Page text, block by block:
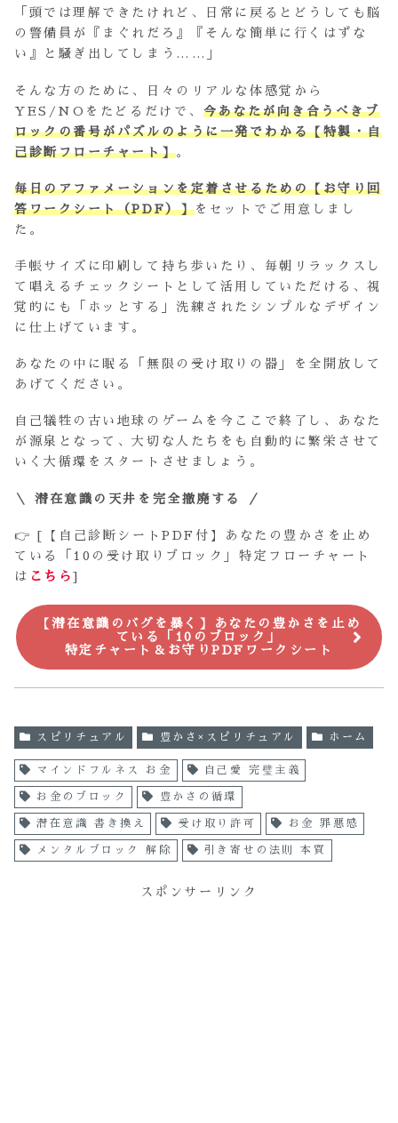
「頭では理解できたけれど、日常に戻るとどうしても脳
の警備員が『まぐれだろ』『そんな簡単に行くはずな
い』と騒ぎ出してしまう……」
そんな方のために、日々のリアルな体感覚から
YES/NOをたどるだけで、 今あなたが向き合うべきブ
ロックの番号がパズルのように一発でわかる【特製・自
己診断フローチャート】。
毎日のアファメーションを定着させるための【お守り回
答ワークシート（PDF）】をセットでご用意しまし
た。
手帳サイズに印刷して持ち歩いたり、毎朝リラックスし
て唱えるチェックシートとして活用していただける、視
覚的にも「ホッとする」洗練されたシンプルなデザイン
に仕上げています。
あなたの中に眠る「無限の受け取りの器」を全開放して
あげてください。
自己犠牲の古い地球のゲームを今ここで終了し、あなた
が源泉となって、大切な人たちをも自動的に繁栄させて
いく大循環をスタートさせましょう。
＼ 潜在意識の天井を完全撤廃する ／
👉 [【自己診断シートPDF付】あなたの豊かさを止め
ている「10の受け取りブロック」特定フローチャート
は こちら]
【潜在意識のバグを暴く】あなたの豊かさを止め
ている「10のブロック」
特定チャート＆お守りPDFワークシート
スピリチュアル 豊かさ×スピリチュアル ホーム
マインドフルネス お金 自己愛 完璧主義
お金のブロック 豊かさの循環
潜在意識 書き換え 受け取り許可 お金 罪悪感
メンタルブロック 解除 引き寄せの法則 本質
スポンサーリンク